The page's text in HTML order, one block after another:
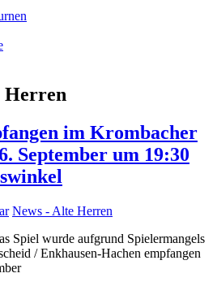
Herren
im Krombacher
September um 19:30
News - Alte Herren
Spiel wurde aufgrund Spielermangels
/ Enkhausen-Hachen empfangen